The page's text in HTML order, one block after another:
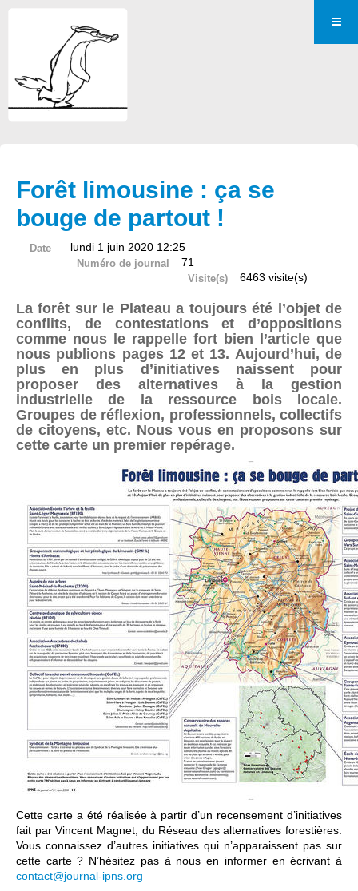
Forêt limousine : ça se
bouge de partout !
Date lundi 1 juin 2020 12:25
Numéro de journal 71
Visite(s) 6463 visite(s)
La forêt sur le Plateau a toujours été l’objet de
conflits, de contestations et d’oppositions
comme nous le rappelle fort bien l’article que
nous publions pages 12 et 13. Aujourd’hui, de
plus en plus d’initiatives naissent pour
proposer des alternatives à la gestion
industrielle de la ressource bois locale.
Groupes de réflexion, professionnels, collectifs
de citoyens, etc. Nous vous en proposons sur
cette carte un premier repérage.
Cette carte a été réalisée à partir d’un recensement d’initiatives
fait par Vincent Magnet, du Réseau des alternatives forestières.
Vous connaissez d’autres initiatives qui n’apparaissent pas sur
cette carte ? N’hésitez pas à nous en informer en écrivant à
contact@journal-ipns.org